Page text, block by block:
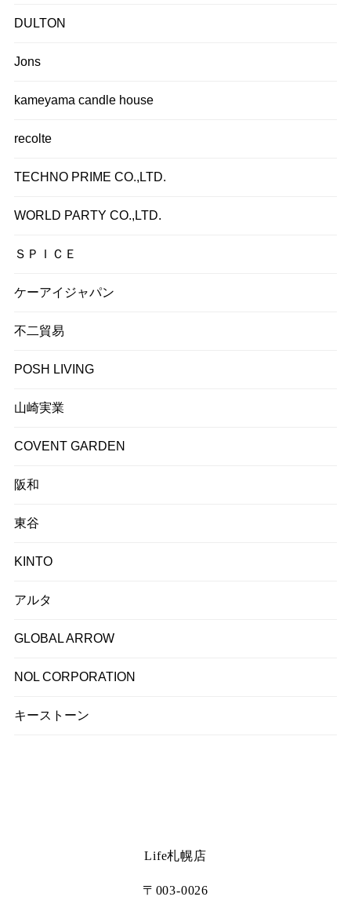
DULTON
Jons
kameyama candle house
recolte
TECHNO PRIME CO.,LTD.
WORLD PARTY CO.,LTD.
ＳＰＩＣＥ
ケーアイジャパン
不二貿易
POSH LIVING
山崎実業
COVENT GARDEN
阪和
東谷
KINTO
アルタ
GLOBAL ARROW
NOL CORPORATION
キーストーン
Life札幌店
〒003-0026